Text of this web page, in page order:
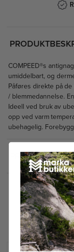
COMPEED®s
umiddelbart, og
Påføres direkte på
/ blemmedannelse.
Ideell ved bruk av
opp ved varm
ubehagelig.
PRISHISTORIKK